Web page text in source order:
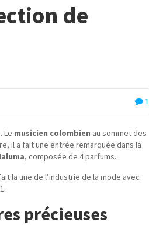
de
1
Le musicien colombien au sommet des
il a fait une entrée remarquée dans la
, composée de 4 parfums.
la une de l’industrie de la mode avec
précieuses